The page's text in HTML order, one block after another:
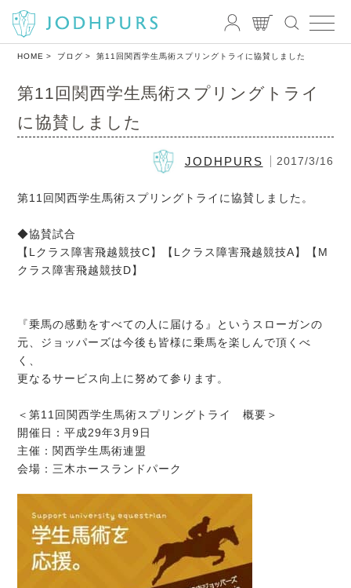
HOME ブログ 第11回関西学生馬術スプリングトライに協賛しました
第11回関西学生馬術スプリングトライ
に協賛しました
JODHPURS 2017/3/16
第11回関西学生馬術スプリングトライに協賛しました。
◆協賛試合
【Lクラス障害飛越競技C】【Lクラス障害飛越競技A】【M
クラス障害飛越競技D】
『乗馬の感動をすべての人に届ける』というスローガンの
元、ジョッパーズは今後も皆様に乗馬を楽しんで頂くべ
く、
更なるサービス向上に努めて参ります。
＜第11回関西学生馬術スプリングトライ 概要＞
開催日：平成29年3月9日
主催：関西学生馬術連盟
会場：三木ホースランドパーク